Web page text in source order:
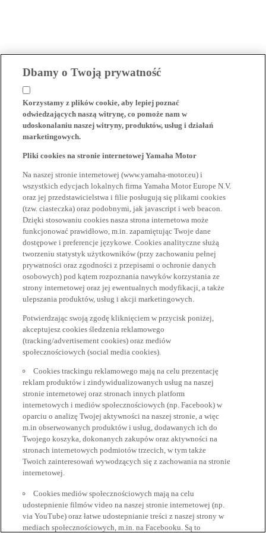
Dbamy o Twoją prywatność
Korzystamy z plików cookie, aby lepiej poznać
odwiedzających naszą witrynę, co pomoże nam w
udoskonalaniu naszej witryny, produktów, usług i działań
marketingowych.
Pliki cookies na stronie internetowej Yamaha Motor
Na naszej stronie internetowej (www.yamaha-motor.eu) i
wszystkich edycjach lokalnych firma Yamaha Motor Europe N.V.
oraz jej przedstawicielstwa i filie posługują się plikami cookies
(tzw. ciasteczka) oraz podobnymi, jak javascript i web beacon.
Dzięki stosowaniu cookies nasza strona internetowa może
funkcjonować prawidłowo, m.in. zapamiętując Twoje dane
dostępowe i preferencje językowe. Cookies analityczne służą
tworzeniu statystyk użytkowników (przy zachowaniu pełnej
prywatności oraz zgodności z przepisami o ochronie danych
osobowych) pod kątem rozpoznania nawyków korzystania ze
strony internetowej oraz jej ewentualnych modyfikacji, a także
ulepszania produktów, usług i akcji marketingowych.
Potwierdzając swoją zgodę kliknięciem w przycisk poniżej,
akceptujesz cookies śledzenia reklamowego
(tracking/advertisement cookies) oraz mediów
społecznościowych (social media cookies).
Cookies trackingu reklamowego mają na celu prezentację
reklam produktów i zindywidualizowanych usług na naszej
stronie internetowej oraz stronach innych platform
internetowych i mediów społecznościowych (np. Facebook) w
oparciu o analizę Twojej aktywności na naszej stronie, a więc
m.in obserwowanych produktów i usług, dodawanych ich do
Twojego koszyka, dokonanych zakupów oraz aktywności na
stronach internetowych podmiotów trzecich, w tym także
Twoich zainteresowań wywodzących się z zachowania na stronie
internetowej.
Cookies mediów społecznościowych mają na celu
udostepnienie filmów video na naszej stronie internetowej (np.
via YouTube) oraz łatwe udostepnianie treści z naszej strony w
mediach społecznościowych, m.in. na Facebooku. Są to